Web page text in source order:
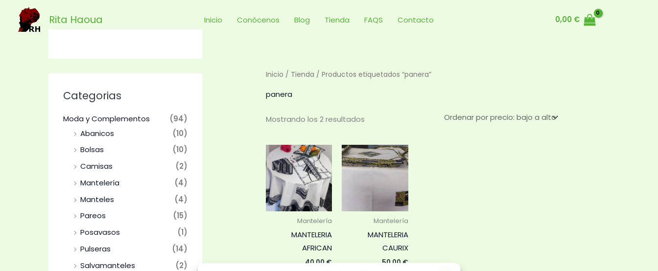
contenido
Rita Haoua Inicio Conócenos Blog Tienda FAQS Contacto 0,00 €
Categorias
Moda y Complementos
(94)
Abanicos
(10)
Bolsas
(10)
Camisas
(2)
Mantelería
(4)
Manteles
(4)
Pareos
(15)
Posavasos
(1)
Pulseras
(14)
Salvamanteles
(2)
Inicio / Tienda / Productos etiquetados “panera”
panera
Mostrando los 2 resultados
precio:
bajo
Mantelería
MANTELERIA
AFRICAN
40,00€
Mantelería
MANTELERIA
CAURIX
50,00€